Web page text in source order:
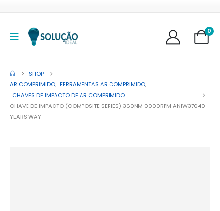
0
SHOP
AR COMPRIMIDO, FERRAMENTAS AR COMPRIMIDO,
CHAVES DE IMPACTO DE AR COMPRIMIDO
CHAVE DE IMPACTO (COMPOSITE SERIES) 360NM 9000RPM ANIW37640
YEARS WAY